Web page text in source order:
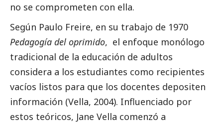
no se comprometen con ella.
Según Paulo Freire, en su trabajo de 1970
Pedagogía del oprimido, el enfoque monólogo
tradicional de la educación de adultos
considera a los estudiantes como recipientes
vacíos listos para que los docentes depositen
información (Vella, 2004). Influenciado por
estos teóricos, Jane Vella comenzó a